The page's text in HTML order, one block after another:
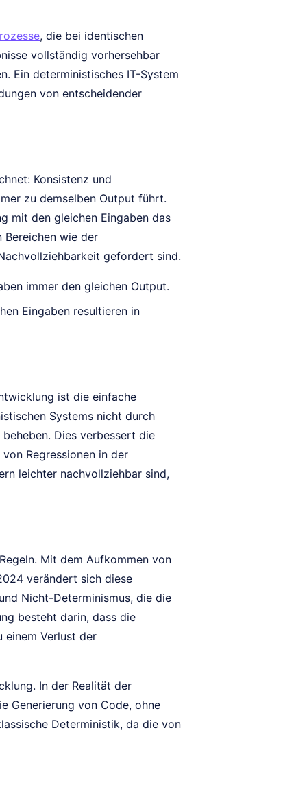
, die bei identischen
vollständig vorhersehbar
Ein deterministisches IT-System
von entscheidender
Konsistenz und
zu demselben Output führt.
mit den gleichen Eingaben das
wie der
gefordert sind.
immer den gleichen Output.
Eingaben resultieren in
ist die einfache
Systems nicht durch
Dies verbessert die
Regressionen in der
leichter nachvollziehbar sind,
Mit dem Aufkommen von
verändert sich diese
Nicht-Determinismus, die die
besteht darin, dass die
einem Verlust der
In der Realität der
Generierung von Code, ohne
Deterministik, da die von